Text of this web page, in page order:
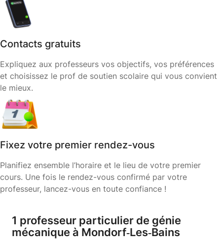
Contacts gratuits
Expliquez aux professeurs vos objectifs, vos préférences
et choisissez le prof de soutien scolaire qui vous convient
le mieux.
Fixez votre premier rendez-vous
Planifiez ensemble l’horaire et le lieu de votre premier
cours. Une fois le rendez-vous confirmé par votre
professeur, lancez-vous en toute confiance !
1 professeur particulier de génie
mécanique à Mondorf‑Les‑Bains